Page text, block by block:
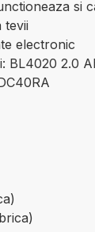
si
tevii
electronic
BL4020 2.0